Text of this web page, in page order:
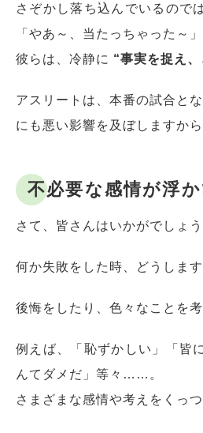
さぞかし落ち込んでいるので
「やあ～、当たっちゃった～
彼らは、冷静に “事実を捉え
アスリートは、本番の試合と
にも悪い影響を及ぼしますか
不必要な感情が浮
さて、皆さんはいかがでしょう
何か失敗をした時、どうします
後悔をしたり、色々なことを
例えば、「恥ずかしい」「皆
んてダメだ」等々……。
さまざまな感情や考えをくっ